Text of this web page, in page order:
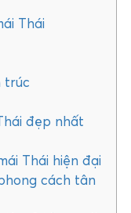
Thái
trúc
đẹp nhất
Thái hiện đại
cách tân